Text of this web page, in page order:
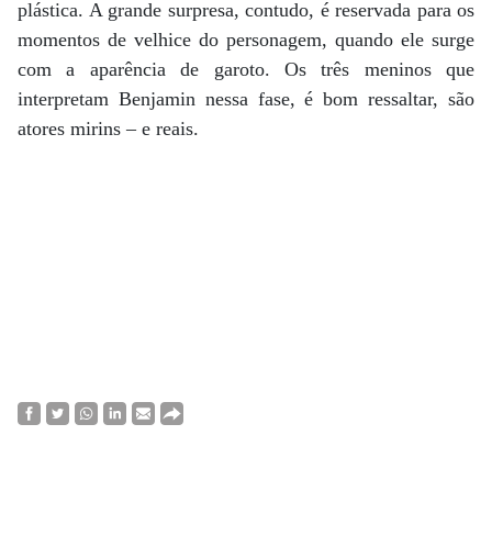
plástica. A grande surpresa, contudo, é reservada para os
momentos de velhice do personagem, quando ele surge
com a aparência de garoto. Os três meninos que
interpretam Benjamin nessa fase, é bom ressaltar, são
atores mirins – e reais.